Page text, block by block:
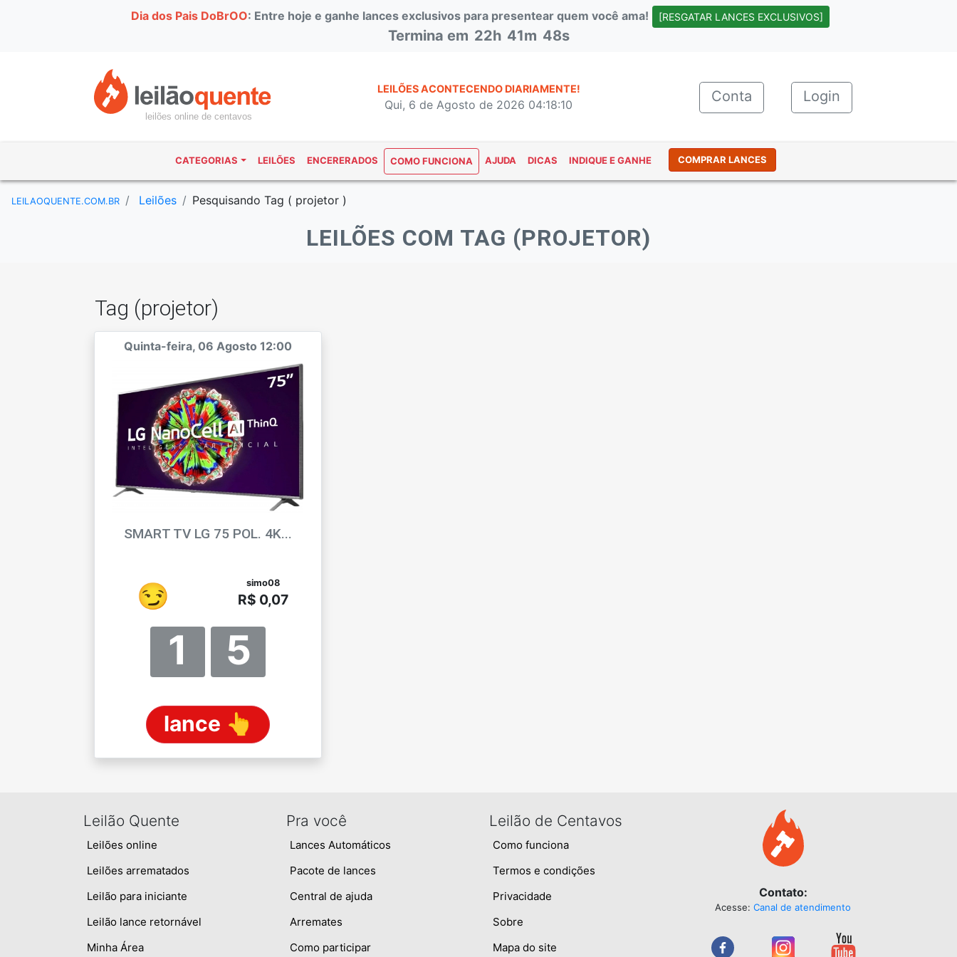
Dia dos Pais DoBrOO: Entre hoje e ganhe lances exclusivos para presentear quem você ama! [RESGATAR LANCES EXCLUSIVOS]
Termina em 22h 41m 47s
leilões online de centavos
LEILÕES ACONTECENDO DIARIAMENTE!
Qui, 6 de Agosto de 2026 04:18:11
Conta (current)Login
CATEGORIAS LEILÕES ENCERERADOS COMO FUNCIONA AJUDA DICAS INDIQUE E GANHE COMPRAR LANCES
LEILAOQUENTE.COM.BR Leilões Pesquisando Tag ( projetor )
LEILÕES COM TAG (PROJETOR)
Tag (projetor)
Quinta-feira, 06 Agosto 12:00
SMART TV LG 75 POL. 4K...
😏 simo08
R$ 0,07
1 5
lance 👆
Leilão Quente
Leilões online
Leilões arrematados
Leilão para iniciante
Leilão lance retornável
Minha Área
Pra você
Lances Automáticos
Pacote de lances
Central de ajuda
Arremates
Como participar
Leilão de Centavos
Como funciona
Termos e condições
Privacidade
Sobre
Mapa do site
Contato:
Acesse: Canal de atendimento